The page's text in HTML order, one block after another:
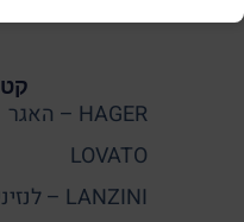
HAGER – האגר
LOVATO
LANZINI – לנזיני